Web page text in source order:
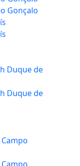
Gonçalo
Duque de
Duque de